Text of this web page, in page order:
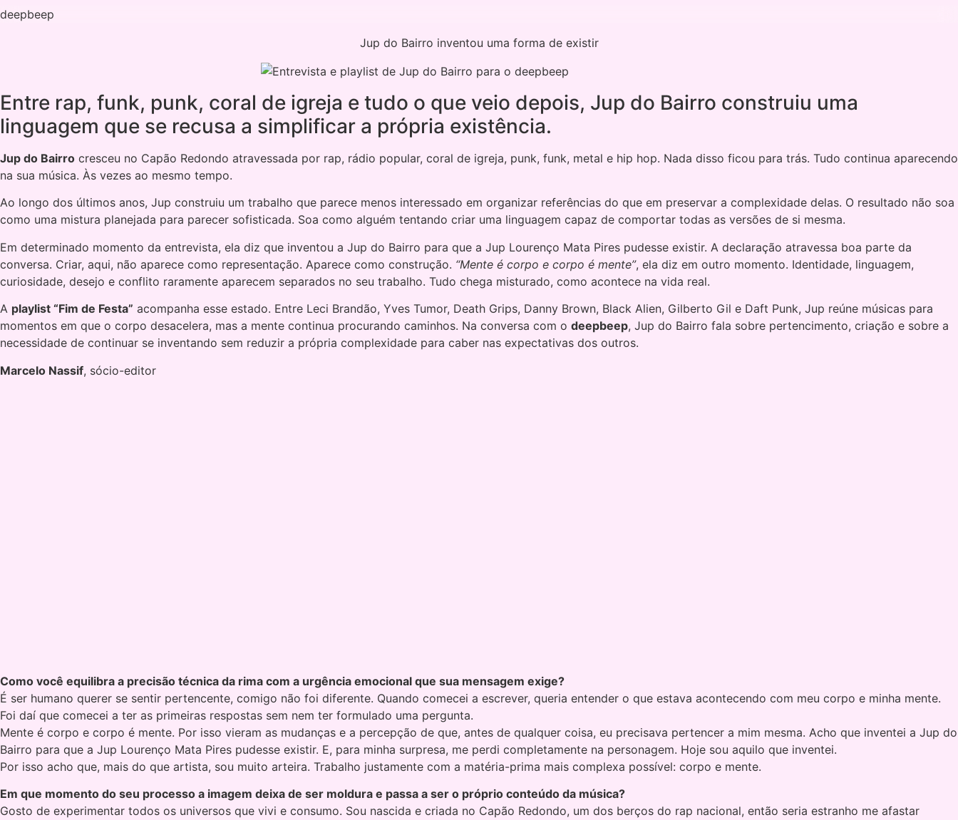
Skip
deepbeep
Jup do Bairro inventou uma forma de existir
Entre rap, funk, punk, coral de igreja e tudo o que veio depois, Jup do Bairro construiu uma
linguagem que se recusa a simplificar a própria existência.
Jup do Bairro cresceu no Capão Redondo atravessada por rap, rádio popular, coral de igreja, punk, funk, metal e hip hop. Nada disso ficou para trás. Tudo continua aparecendo
na sua música. Às vezes ao mesmo tempo.
Ao longo dos últimos anos, Jup construiu um trabalho que parece menos interessado em organizar referências do que em preservar a complexidade delas. O resultado não soa
como uma mistura planejada para parecer sofisticada. Soa como alguém tentando criar uma linguagem capaz de comportar todas as versões de si mesma.
Em determinado momento da entrevista, ela diz que inventou a Jup do Bairro para que a Jup Lourenço Mata Pires pudesse existir. A declaração atravessa boa parte da
conversa. Criar, aqui, não aparece como representação. Aparece como construção. “Mente é corpo e corpo é mente”, ela diz em outro momento. Identidade, linguagem,
curiosidade, desejo e conflito raramente aparecem separados no seu trabalho. Tudo chega misturado, como acontece na vida real.
A playlist “Fim de Festa” acompanha esse estado. Entre Leci Brandão, Yves Tumor, Death Grips, Danny Brown, Black Alien, Gilberto Gil e Daft Punk, Jup reúne músicas para
momentos em que o corpo desacelera, mas a mente continua procurando caminhos. Na conversa com o deepbeep, Jup do Bairro fala sobre pertencimento, criação e sobre a
necessidade de continuar se inventando sem reduzir a própria complexidade para caber nas expectativas dos outros.
Marcelo Nassif, sócio-editor
Como você equilibra a precisão técnica da rima com a urgência emocional que sua mensagem exige?
É ser humano querer se sentir pertencente, comigo não foi diferente. Quando comecei a escrever, queria entender o que estava acontecendo com meu corpo e minha mente.
Foi daí que comecei a ter as primeiras respostas sem nem ter formulado uma pergunta.
Mente é corpo e corpo é mente. Por isso vieram as mudanças e a percepção de que, antes de qualquer coisa, eu precisava pertencer a mim mesma. Acho que inventei a Jup do
Bairro para que a Jup Lourenço Mata Pires pudesse existir. E, para minha surpresa, me perdi completamente na personagem. Hoje sou aquilo que inventei.
Por isso acho que, mais do que artista, sou muito arteira. Trabalho justamente com a matéria-prima mais complexa possível: corpo e mente.
Em que momento do seu processo a imagem deixa de ser moldura e passa a ser o próprio conteúdo da música?
Gosto de experimentar todos os universos que vivi e consumo. Sou nascida e criada no Capão Redondo, um dos berços do rap nacional, então seria estranho me afastar